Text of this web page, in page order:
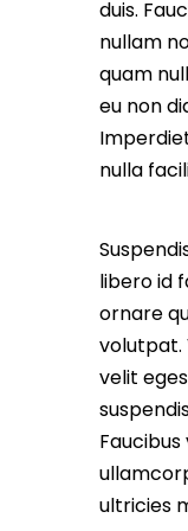
duis.
nullam
quam
eu non
nulla
libero id
ornare
volutpat.
velit
ultricies